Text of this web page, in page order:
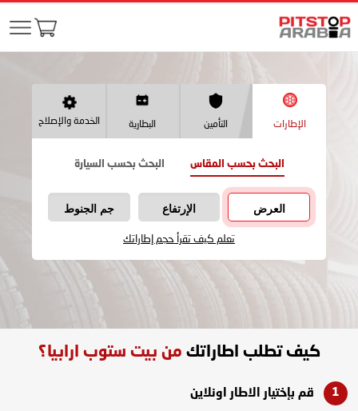
الإطارات التأمين البطارية الخدمة والإصلاح
البحث بحسب المقاس البحث بحسب السيارة
العرض الإرتفاع جم الجنوط
تعلم كيف تقرأ حجم إطاراتك
كيف تطلب اطاراتك من بيت ستوب ارابيا؟
قم بإختيار الاطار اونلاين